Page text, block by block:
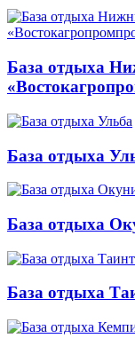
База отдыха
База отдыха
База отдыха
База отдыха